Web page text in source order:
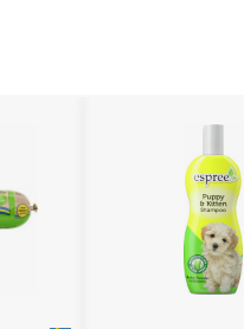
19%, Råaska: 7,7%,
E: 550; mg/kg: Vit C: 140;
vattenfri: (I: 2.0);